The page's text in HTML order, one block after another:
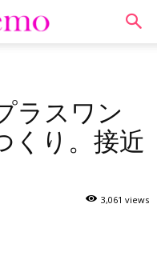
ラスワン
くり。接近
3,061 views